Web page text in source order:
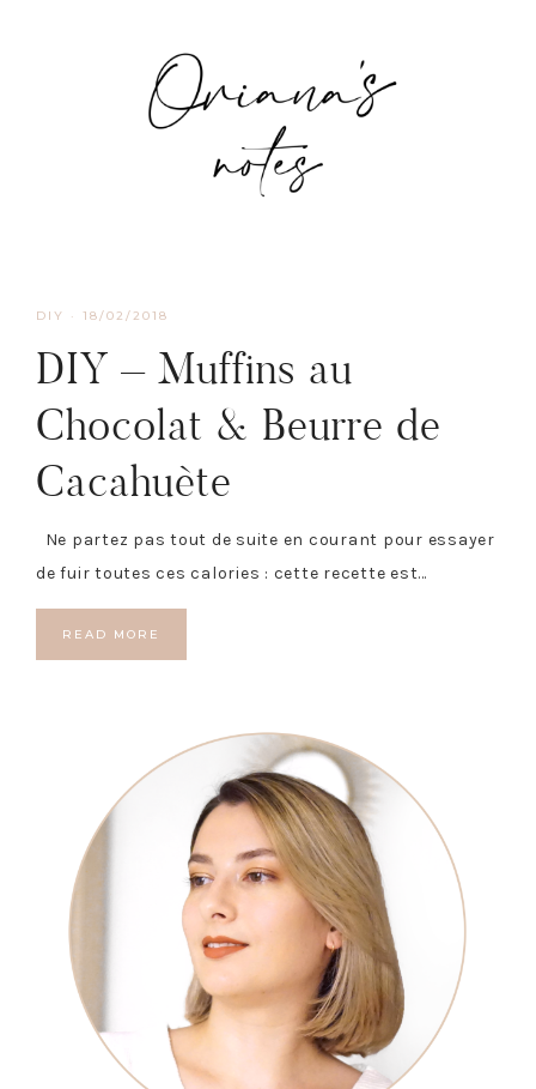
DIY · 18/02/2018
DIY – Muffins au
Chocolat & Beurre de
Cacahuète
Ne partez pas tout de suite en courant pour essayer
de fuir toutes ces calories : cette recette est…
READ MORE